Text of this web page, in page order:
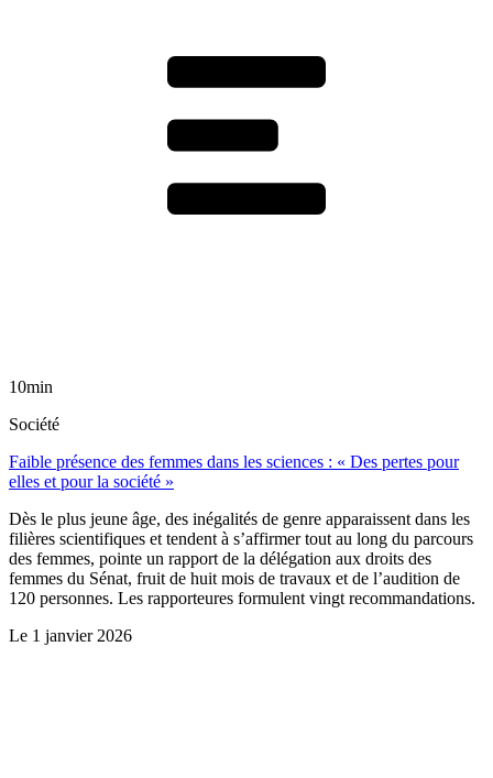
10min
Société
Faible présence des femmes dans les sciences : « Des pertes pour
elles et pour la société »
Dès le plus jeune âge, des inégalités de genre apparaissent dans les
filières scientifiques et tendent à s’affirmer tout au long du parcours
des femmes, pointe un rapport de la délégation aux droits des
femmes du Sénat, fruit de huit mois de travaux et de l’audition de
120 personnes. Les rapporteures formulent vingt recommandations.
Le 1 janvier 2026